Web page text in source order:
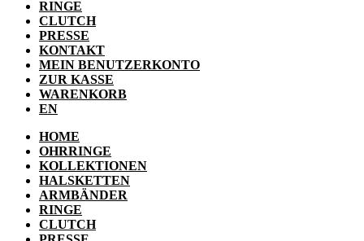
RINGE
CLUTCH
PRESSE
KONTAKT
MEIN BENUTZERKONTO
ZUR KASSE
WARENKORB
EN
HOME
OHRRINGE
KOLLEKTIONEN
HALSKETTEN
ARMBÄNDER
RINGE
CLUTCH